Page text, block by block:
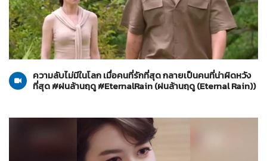
09-06-2569
ฝนล้านฤดู (Eternal Rain)
ความลับไม่มีในโลก เมื่อคนที่รักที่สุด กลายเป็นคนที่น่าผิดหวัง
ที่สุด #ฝนล้านฤดู #EternalRain (ฝนล้านฤดู (Eternal Rain))